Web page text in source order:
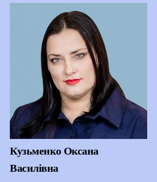
Кузьменко Оксана
Василівна